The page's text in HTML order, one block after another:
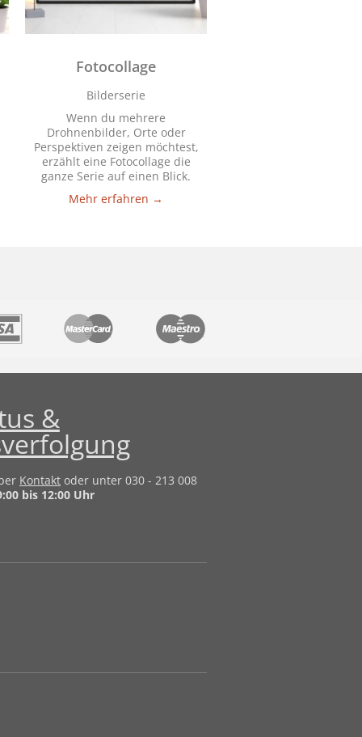
Fotocollage
Bilderserie
Wenn du mehrere
Drohnenbilder, Orte oder
Perspektiven zeigen möchtest,
erzählt eine Fotocollage die
ganze Serie auf einen Blick.
Mehr erfahren →
&
Kontakt oder unter 030 - 213 008
bis 12:00 Uhr